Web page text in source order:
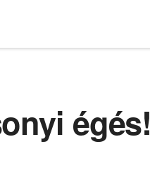
égés!